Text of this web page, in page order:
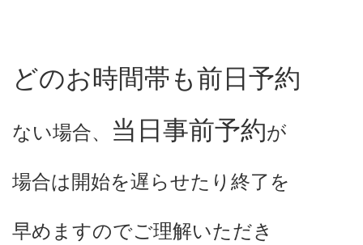
どのお時間帯も前日予約
ない場合、 当日事前予約が
場合は開始を遅らせたり終了を
早めますのでご理解いただき